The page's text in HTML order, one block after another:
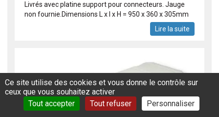
Livrés avec platine support pour connecteurs. Jauge
non fournie.Dimensions L x l x H = 950 x 360 x 305mm
Lire la suite
Ce site utilise des cookies et vous donne le contrôle sur
ceux que vous souhaitez activer
Tout accepter
Tout refuser Personnaliser